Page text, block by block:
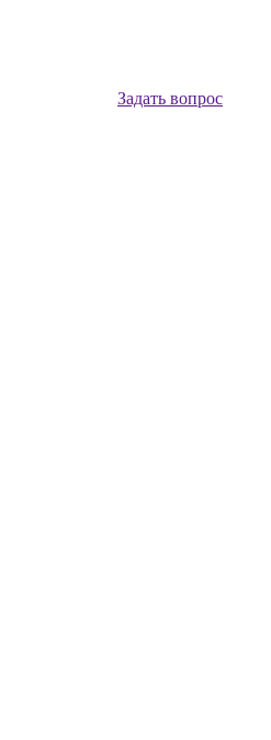
Задать вопрос